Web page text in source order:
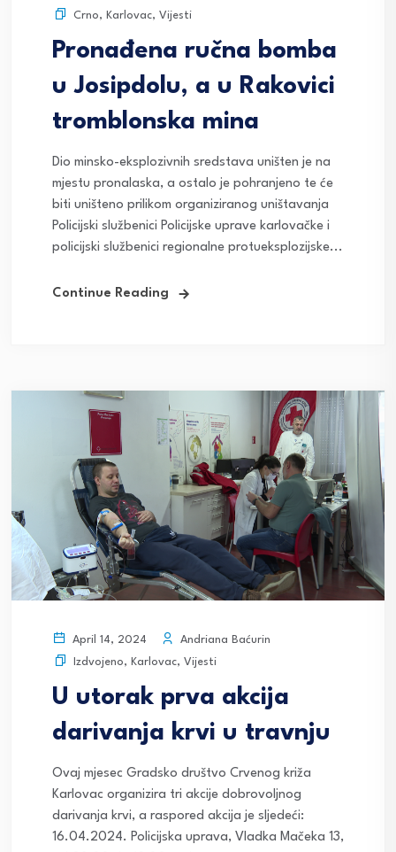
Crno, Karlovac, Vijesti
Pronađena ručna bomba
u Josipdolu, a u Rakovici
tromblonska mina
Dio minsko-eksplozivnih sredstava uništen je na
mjestu pronalaska, a ostalo je pohranjeno te će
biti uništeno prilikom organiziranog uništavanja
Policijski službenici Policijske uprave karlovačke i
policijski službenici regionalne protueksplozijske...
Continue Reading
April 14, 2024
Andriana Baćurin
Izdvojeno, Karlovac, Vijesti
U utorak prva akcija
darivanja krvi u travnju
Ovaj mjesec Gradsko društvo Crvenog križa
Karlovac organizira tri akcije dobrovoljnog
darivanja krvi, a raspored akcija je sljedeći:
16.04.2024. Policijska uprava, Vladka Mačeka 13,